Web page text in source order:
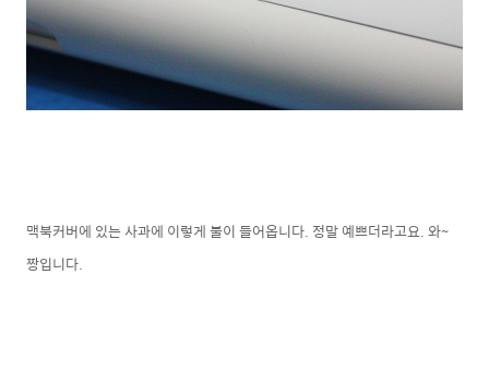
맥북커버에 있는 사과에 이렇게 불이 들어옵니다. 정말 예쁘더라고요. 와~
짱입니다.